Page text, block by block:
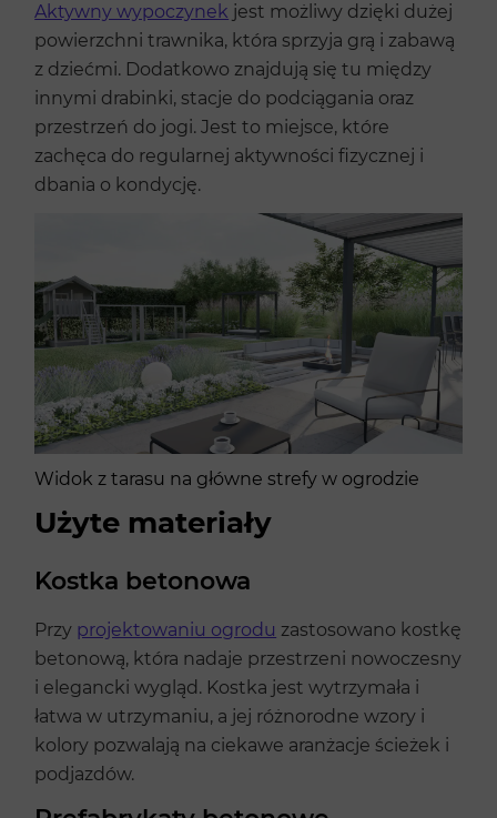
Aktywny wypoczynek jest możliwy dzięki dużej
powierzchni trawnika, która sprzyja grą i zabawą
z dziećmi. Dodatkowo znajdują się tu między
innymi drabinki, stacje do podciągania oraz
przestrzeń do jogi. Jest to miejsce, które
zachęca do regularnej aktywności fizycznej i
dbania o kondycję.
Widok z tarasu na główne strefy w ogrodzie
Użyte materiały
Kostka betonowa
Przy projektowaniu ogrodu zastosowano kostkę
betonową, która nadaje przestrzeni nowoczesny
i elegancki wygląd. Kostka jest wytrzymała i
łatwa w utrzymaniu, a jej różnorodne wzory i
kolory pozwalają na ciekawe aranżacje ścieżek i
podjazdów.